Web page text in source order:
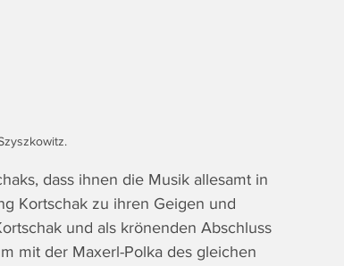
dass ihnen die Musik allesamt in
Kortschak zu ihren Geigen und
und als krönenden Abschluss
mit der Maxerl-Polka des gleichen